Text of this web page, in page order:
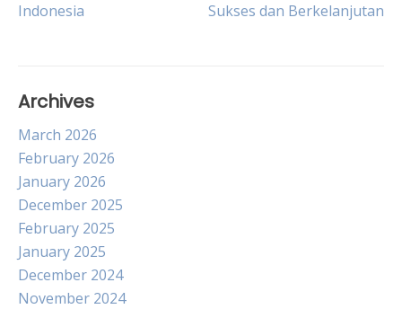
navigation
Indonesia
Sukses dan Berkelanjutan
Archives
March 2026
February 2026
January 2026
December 2025
February 2025
January 2025
December 2024
November 2024